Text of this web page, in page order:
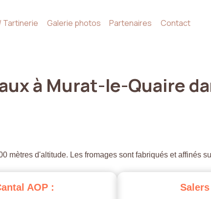
Tartinerie Galerie photos Partenaires Contact
à Murat-le-Quaire
mètres d'altitude. Les fromages sont fabriqués et affinés
AOP : Salers